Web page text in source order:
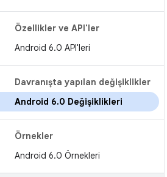
Özellikler ve API'ler
Android 6.0 API'leri
Davranışta yapılan değişiklikler
Android 6.0 Değişiklikleri
Örnekler
Android 6.0 Örnekleri